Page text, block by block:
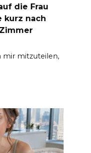
die Frau
kurz nach
mir mitzuteilen,